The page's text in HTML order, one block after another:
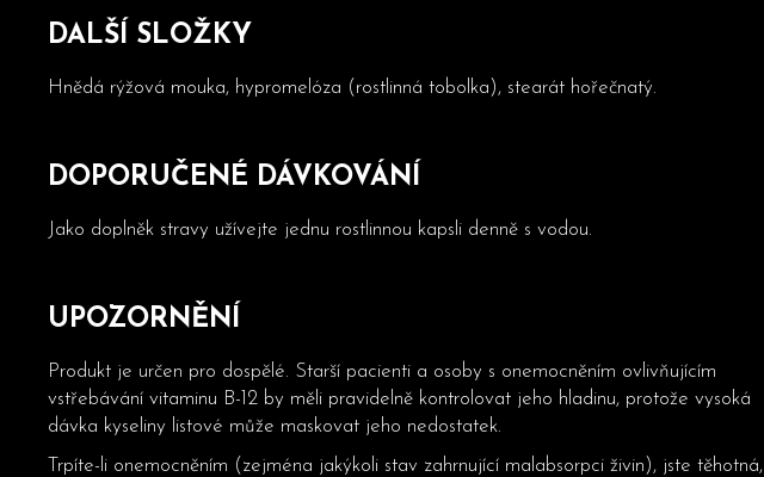
DALŠÍ SLOŽKY
Hnědá rýžová mouka, hypromelóza (rostlinná tobolka), stearát hořečnatý.
DOPORUČENÉ DÁVKOVÁNÍ
Jako doplněk stravy užívejte jednu rostlinnou kapsli denně s vodou.
UPOZORNĚNÍ
Produkt je určen pro dospělé. Starší pacienti a osoby s onemocněním ovlivňujícím
vstřebávání vitaminu B-12 by měli pravidelně kontrolovat jeho hladinu, protože vysoká
dávka kyseliny listové může maskovat jeho nedostatek.
Trpíte-li onemocněním (zejména jakýkoli stav zahrnující malabsorpci živin), jste těhotná,